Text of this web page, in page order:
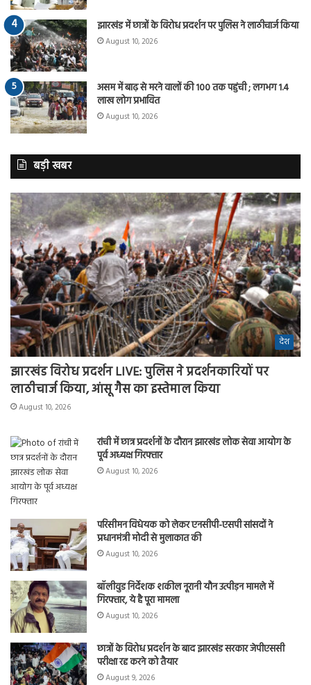
झारखंड में छात्रों के विरोध प्रदर्शन पर पुलिस ने लाठीचार्ज किया
August 10, 2026
असम में बाढ़ से मरने वालों की 100 तक पहुंची ; लगभग 1.4
लाख लोग प्रभावित
August 10, 2026
बड़ी खबर
देश
झारखंड विरोध प्रदर्शन LIVE: पुलिस ने प्रदर्शनकारियों पर
लाठीचार्ज किया, आंसू गैस का इस्तेमाल किया
August 10, 2026
रांची में छात्र प्रदर्शनों के दौरान झारखंड लोक सेवा आयोग के
पूर्व अध्यक्ष गिरफ्तार
August 10, 2026
परिसीमन विधेयक को लेकर एनसीपी-एसपी सांसदों ने
प्रधानमंत्री मोदी से मुलाकात की
August 10, 2026
बॉलीवुड निर्देशक शकील नूरानी यौन उत्पीड़न मामले में
गिरफ्तार, ये है पूरा मामला
August 10, 2026
छात्रों के विरोध प्रदर्शन के बाद झारखंड सरकार जेपीएससी
परीक्षा रद्द करने को तैयार
August 9, 2026